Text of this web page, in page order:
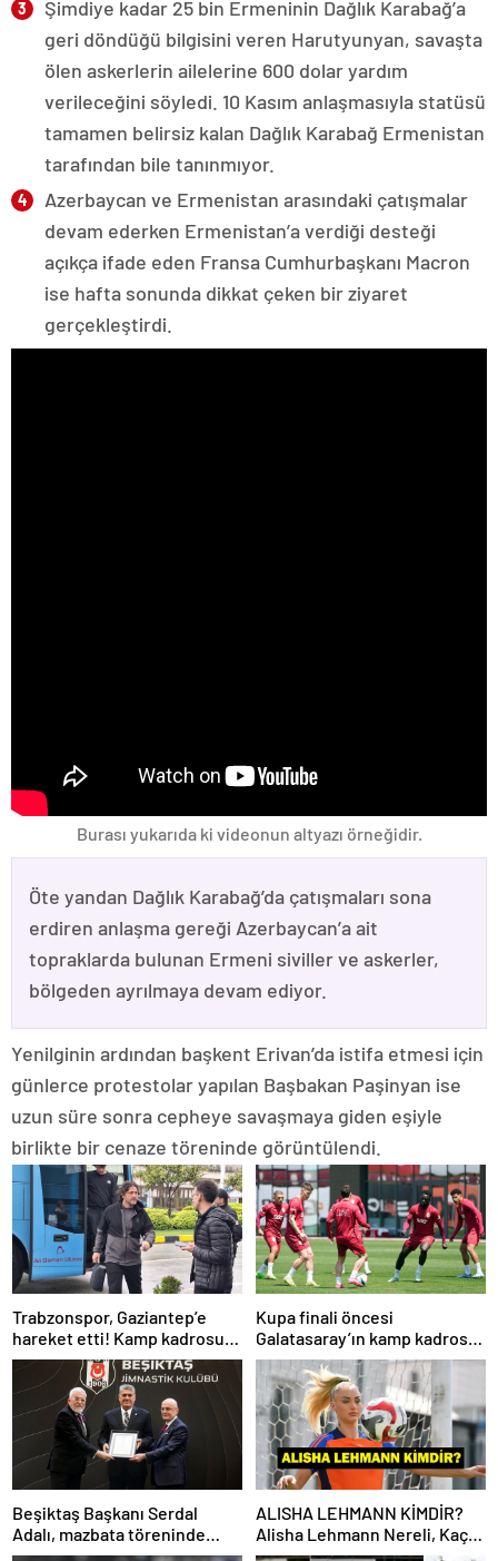
Şimdiye kadar 25 bin Ermeninin Dağlık Karabağ’a
geri döndüğü bilgisini veren Harutyunyan, savaşta
ölen askerlerin ailelerine 600 dolar yardım
verileceğini söyledi. 10 Kasım anlaşmasıyla statüsü
tamamen belirsiz kalan Dağlık Karabağ Ermenistan
tarafından bile tanınmıyor.
Azerbaycan ve Ermenistan arasındaki çatışmalar
devam ederken Ermenistan’a verdiği desteği
açıkça ifade eden Fransa Cumhurbaşkanı Macron
ise hafta sonunda dikkat çeken bir ziyaret
gerçekleştirdi.
Burası yukarıda ki videonun altyazı örneğidir.
Öte yandan Dağlık Karabağ’da çatışmaları sona
erdiren anlaşma gereği Azerbaycan’a ait
topraklarda bulunan Ermeni siviller ve askerler,
bölgeden ayrılmaya devam ediyor.
Yenilginin ardından başkent Erivan’da istifa etmesi için
günlerce protestolar yapılan Başbakan Paşinyan ise
uzun süre sonra cepheye savaşmaya giden eşiyle
birlikte bir cenaze töreninde görüntülendi.
Trabzonspor, Gaziantep’e
hareket etti! Kamp kadrosu
açıklandı…
Kupa finali öncesi
Galatasaray’ın kamp kadrosu
belli oldu!
Beşiktaş Başkanı Serdal
Adalı, mazbata töreninde
konuştu: Gün istikrar
ALISHA LEHMANN KİMDİR?
Alisha Lehmann Nereli, Kaç
Yaşında, Hangi Takımda